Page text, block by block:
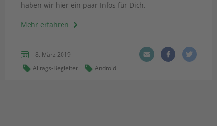
haben wir hier ein paar Infos für Dich.
Mehr erfahren
8. März 2019
Alltags-Begleiter
Android